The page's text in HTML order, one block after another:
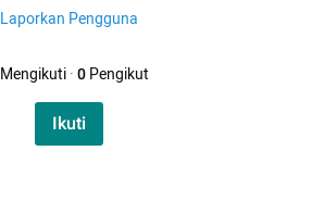
Laporkan Pengguna
Mengikuti·0Pengikut
Ikuti